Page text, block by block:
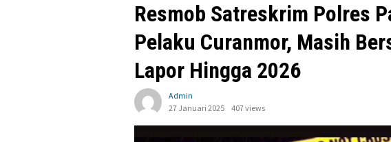
Resmob Satreskrim Polres
Pelaku Curanmor, Masih
Lapor Hingga 2026
Admin
27 Januari 2025
407 views